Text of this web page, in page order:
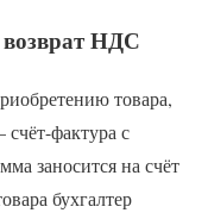
возврат НДС
товара,
фактура с
заносится на счёт
бухгалтер